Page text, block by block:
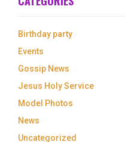
Birthday party
Events
Gossip News
Jesus Holy Service
Model Photos
News
Uncategorized